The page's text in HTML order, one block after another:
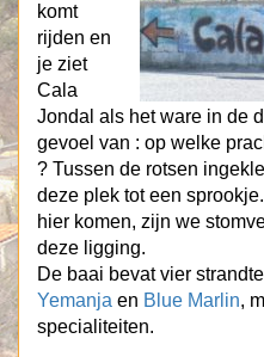
komt
rijden en
je ziet
Cala
Jondal als het ware in de
gevoel van : op welke
? Tussen de rotsen
deze plek tot een
hier komen, zijn we
deze ligging.
De baai bevat vier
Yemanja en Blue Marlin,
specialiteiten.